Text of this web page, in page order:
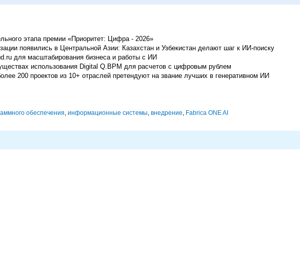
этапа премии «Приоритет: Цифра - 2026»
появились в Центральной Азии: Казахстан и Узбекистан делают шаг к ИИ-поиску
для масштабирования бизнеса и работы с ИИ
использования Digital Q.BPM для расчетов с цифровым рублем
200 проектов из 10+ отраслей претендуют на звание лучших в генеративном ИИ
обеспечения, информационные системы, внедрение, Fabrica ONE AI